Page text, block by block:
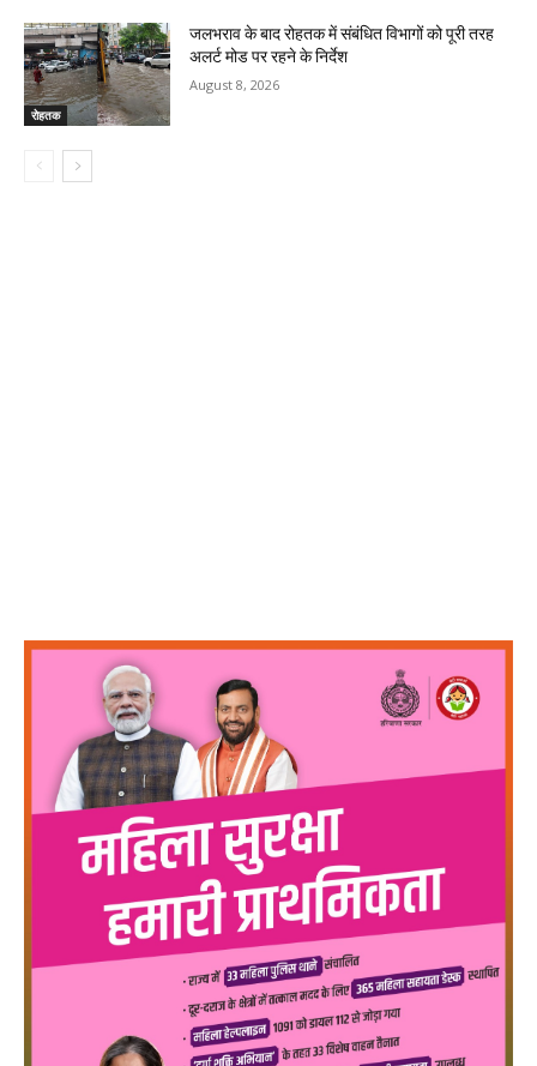
रोहतक
जलभराव के बाद रोहतक में संबंधित विभागों को पूरी तरह
अलर्ट मोड पर रहने के निर्देश
August 8, 2026